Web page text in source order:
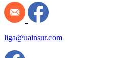
liga@uainsur.com